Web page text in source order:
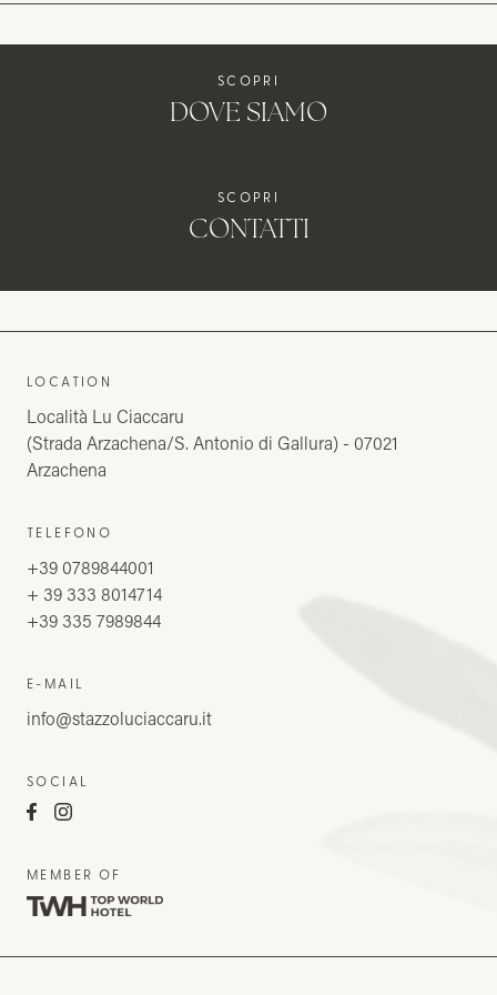
SCOPRI
DOVE SIAMO
SCOPRI
CONTATTI
LOCATION
Località Lu Ciaccaru
(Strada Arzachena/S. Antonio di Gallura) - 07021
Arzachena
TELEFONO
+39 0789844001
+ 39 333 8014714
+39 335 7989844
E-MAIL
info@stazzoluciaccaru.it
SOCIAL
MEMBER OF